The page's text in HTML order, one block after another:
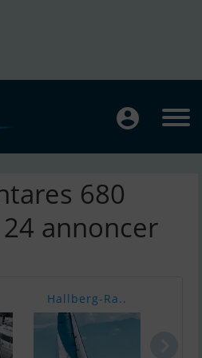
680
annoncer
Hallberg-Ra..